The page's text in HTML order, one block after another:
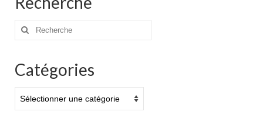
Rechercher
Catégories